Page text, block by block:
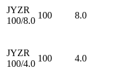
JYZR
100/8.0
100 8.0
JYZR
100/4.0
100 4.0